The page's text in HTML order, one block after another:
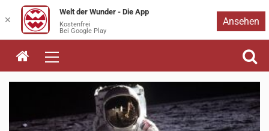
Zum
Inhalt
springen
✕
Welt der Wunder - Die App
Kostenfrei
Bei Google Play
Ansehen